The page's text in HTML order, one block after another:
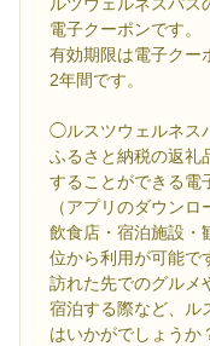
電子クーポンです。
有効期限は電子クー
2年間です。
◯ルスツウェルネス
ふるさと納税の返礼
することができる電
（アプリのダウンロ
飲食店・宿泊施設・
位から利用が可能で
訪れた先でのグルメ
宿泊する際など、ル
はいかがでしょうか